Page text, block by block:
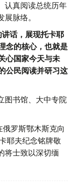
认真阅读总统历年
脉络。
话，展现托卡耶
念的核心，也就是
心国家今天与未
公民阅读并研习这
图书馆、大中专院
俄罗斯鄂木斯克向
耶夫纪念铭牌敬
将士致以深切缅